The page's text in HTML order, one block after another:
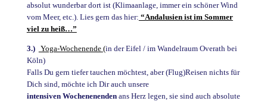
absolut wunderbar dort ist (Klimaanlage, immer ein schöner Wind
vom Meer, etc.). Lies gern das hier: “Andalusien ist im Sommer
viel zu heiß…”
3.) Yoga-Wochenende (in der Eifel / im Wandelraum Overath bei
Köln)
Falls Du gern tiefer tauchen möchtest, aber (Flug)Reisen nichts für
Dich sind, möchte ich Dir auch unsere
intensiven Wochenenendenans Herz legen, sie sind auch absolute